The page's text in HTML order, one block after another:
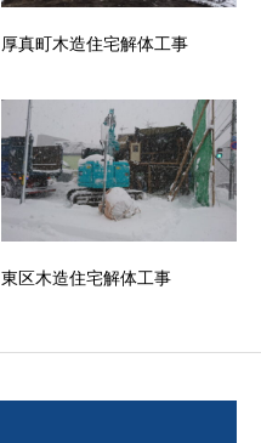
厚真町木造住宅解体工事
東区木造住宅解体工事